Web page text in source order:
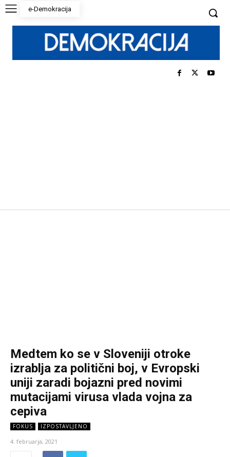
e-Demokracija
Medtem ko se v Sloveniji otroke
izrablja za politični boj, v Evropski
uniji zaradi bojazni pred novimi
mutacijami virusa vlada vojna za
cepiva
FOKUS IZPOSTAVLJENO
4. februarja, 2021